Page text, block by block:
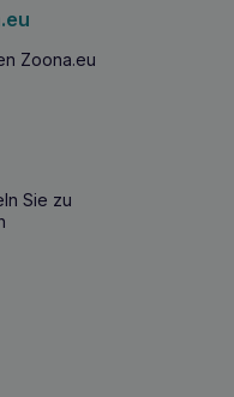
Zoona.eu
Sie zu